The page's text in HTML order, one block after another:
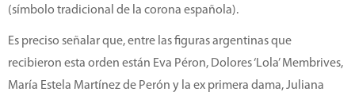
(símbolo tradicional de la corona española).
Es preciso señalar que, entre las figuras argentinas que
recibieron esta orden están Eva Péron, Dolores ‘Lola’ Membrives,
María Estela Martínez de Perón y la ex primera dama, Juliana